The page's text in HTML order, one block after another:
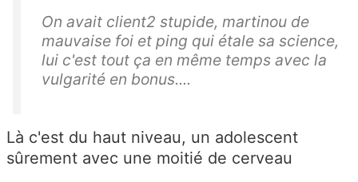
On avait client2 stupide, martinou de
mauvaise foi et ping qui étale sa science,
lui c'est tout ça en même temps avec la
vulgarité en bonus....
Là c'est du haut niveau, un adolescent
sûrement avec une moitié de cerveau